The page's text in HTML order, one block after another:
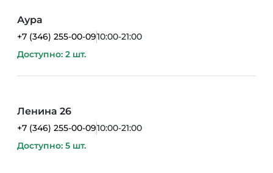
Аура
+7 (346) 255-00-0910:00-21:00
Доступно: 2 шт.
Ленина 26
+7 (346) 255-00-0910:00-21:00
Доступно: 5 шт.